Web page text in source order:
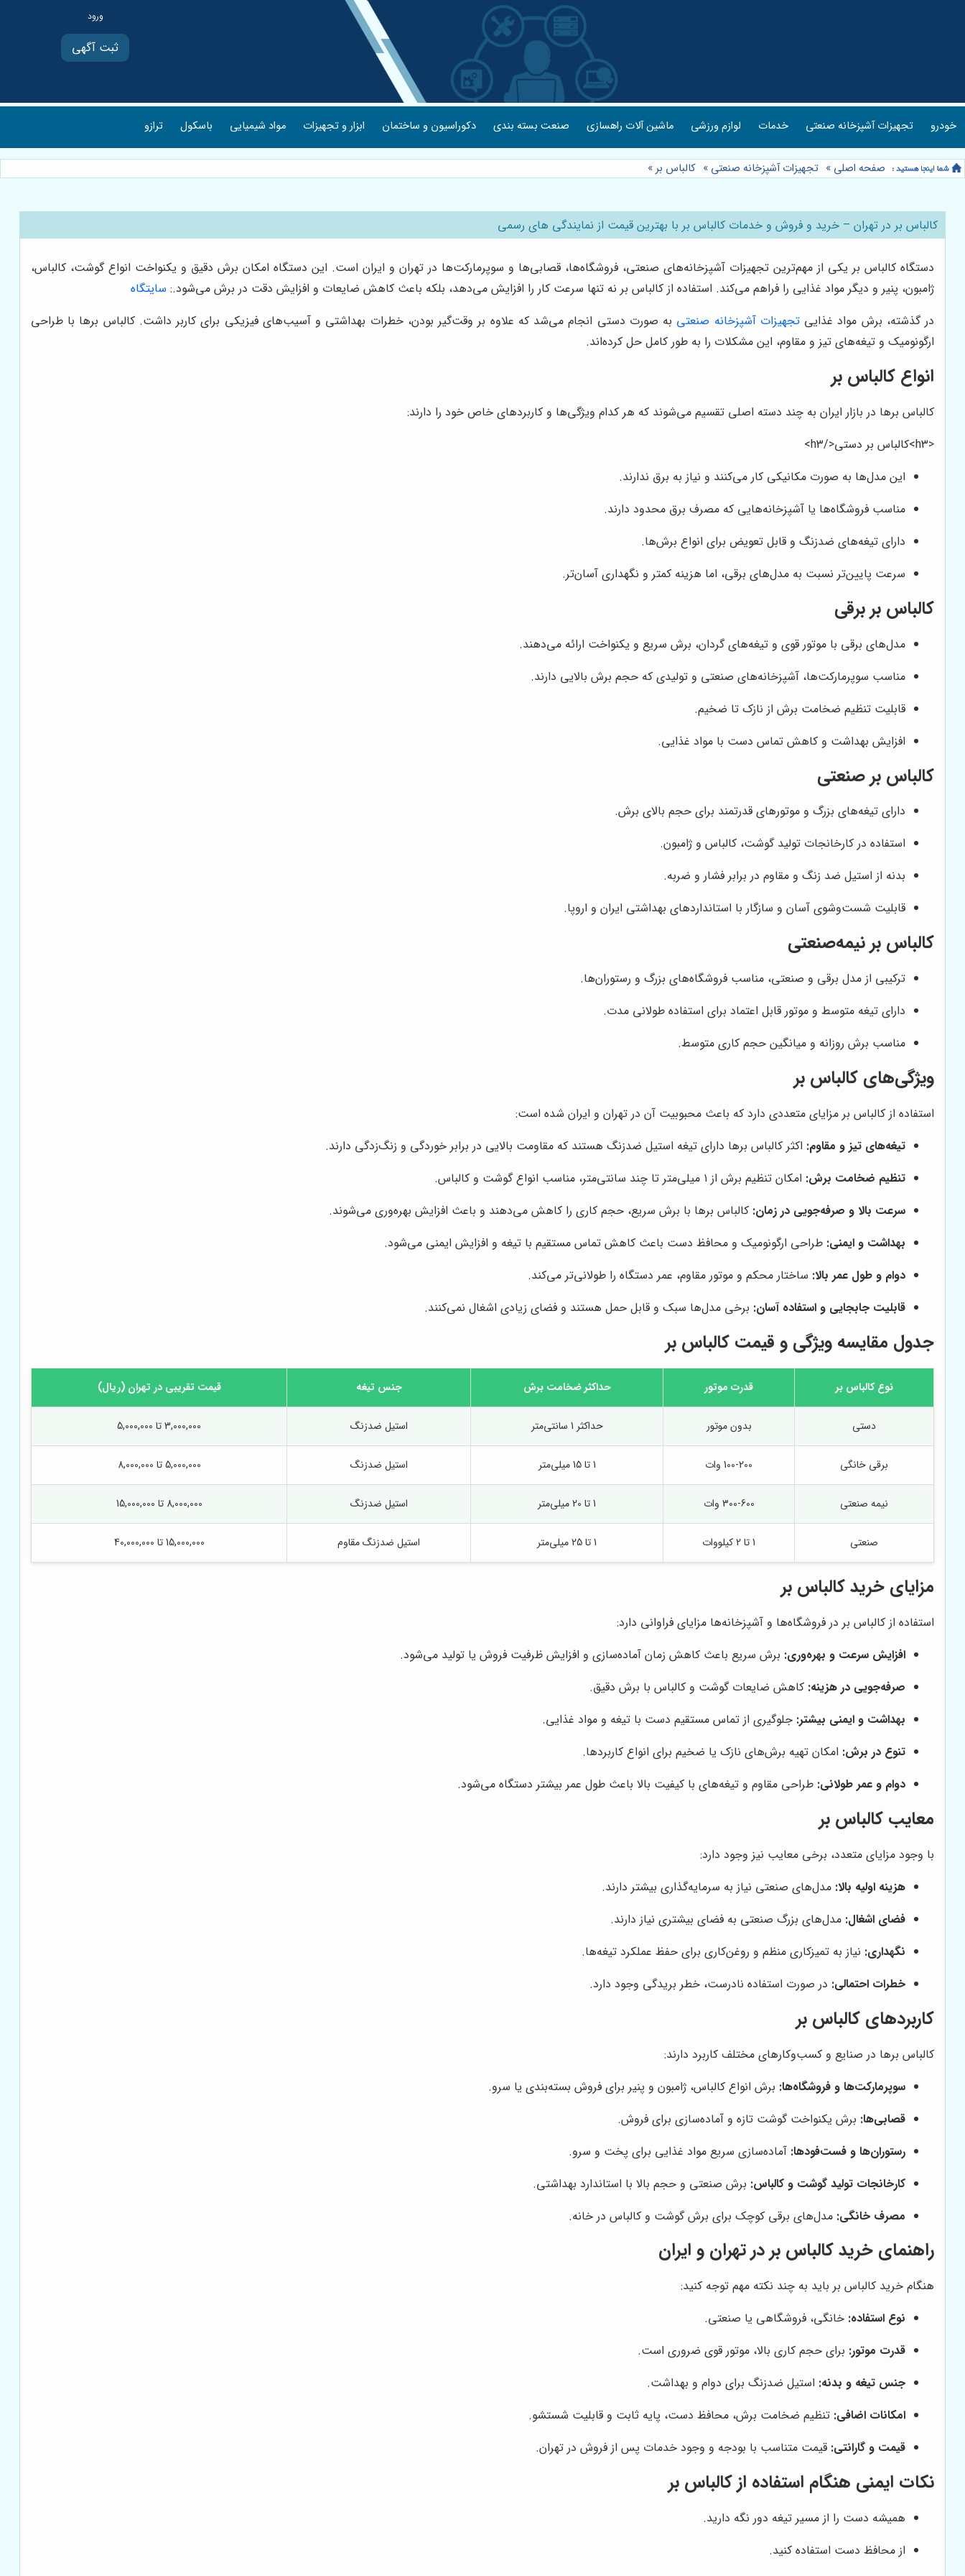
ثبت آگهی
خودرو تجهیزات آشپزخانه صنعتی خدمات لوازم ورزشی ماشین آلات راهسازی صنعت بسته بندی دکوراسیون و ساختمان ابزار و تجهیزات مواد شیمیایی باسکول ترازو
صفحه اصلی » تجهیزات آشپزخانه صنعتی » کالباس بر»
کالباس بر در تهران – خرید و فروش و خدمات کالباس بر با بهترین قیمت از نمایندگی های رسمی
دستگاه کالباس بر یکی از مهم‌ترین تجهیزات آشپزخانه‌های صنعتی، فروشگاه‌ها، قصابی‌ها و سوپرمارکت‌ها در تهران و ایران است. این دستگاه امکان برش دقیق و یکنواخت انواع گوشت، کالباس،
ژامبون، پنیر و دیگر مواد غذایی را فراهم می‌کند. استفاده از کالباس بر نه تنها سرعت کار را افزایش می‌دهد، بلکه باعث کاهش ضایعات و افزایش دقت در برش می‌شود.: سایتگاه
در گذشته، برش مواد غذاییتجهیزات آشپزخانه صنعتی به صورت دستی انجام می‌شد که علاوه بر وقت‌گیر بودن، خطرات بهداشتی و آسیب‌های فیزیکی برای کاربر داشت. کالباس برها با طراحی
ارگونومیک و تیغه‌های تیز و مقاوم، این مشکلات را به طور کامل حل کرده‌اند.
انواع کالباس بر
کالباس برها در بازار ایران به چند دسته اصلی تقسیم می‌شوند که هر کدام ویژگی‌ها و کاربردهای خاص خود را دارند:
<h3>کالباس بر دستی</h3>
این مدل‌ها به صورت مکانیکی کار می‌کنند و نیاز به برق ندارند.
مناسب فروشگاه‌ها یا آشپزخانه‌هایی که مصرف برق محدود دارند.
دارای تیغه‌های ضدزنگ و قابل تعویض برای انواع برش‌ها.
سرعت پایین‌تر نسبت به مدل‌های برقی، اما هزینه کمتر و نگهداری آسان‌تر.
کالباس بر برقی
مدل‌های برقی با موتور قوی و تیغه‌های گردان، برش سریع و یکنواخت ارائه می‌دهند.
مناسب سوپرمارکت‌ها، آشپزخانه‌های صنعتی و تولیدی که حجم برش بالایی دارند.
قابلیت تنظیم ضخامت برش از نازک تا ضخیم.
افزایش بهداشت و کاهش تماس دست با مواد غذایی.
کالباس بر صنعتی
دارای تیغه‌های بزرگ و موتورهای قدرتمند برای حجم بالای برش.
استفاده در کارخانجات تولید گوشت، کالباس و ژامبون.
بدنه از استیل ضد زنگ و مقاوم در برابر فشار و ضربه.
قابلیت شست‌وشوی آسان و سازگار با استانداردهای بهداشتی ایران و اروپا.
کالباس بر نیمه‌صنعتی
ترکیبی از مدل برقی و صنعتی، مناسب فروشگاه‌های بزرگ و رستوران‌ها.
دارای تیغه متوسط و موتور قابل اعتماد برای استفاده طولانی مدت.
مناسب برش روزانه و میانگین حجم کاری متوسط.
ویژگی‌های کالباس بر
استفاده از کالباس بر مزایای متعددی دارد که باعث محبوبیت آن در تهران و ایران شده است:
تیغه‌های تیز و مقاوم: اکثر کالباس برها دارای تیغه استیل ضدزنگ هستند که مقاومت بالایی در برابر خوردگی و زنگ‌زدگی دارند.
تنظیم ضخامت برش: امکان تنظیم برش از ۱ میلی‌متر تا چند سانتی‌متر، مناسب انواع گوشت و کالباس.
سرعت بالا و صرفه‌جویی در زمان: کالباس برها با برش سریع، حجم کاری را کاهش می‌دهند و باعث افزایش بهره‌وری می‌شوند.
بهداشت و ایمنی: طراحی ارگونومیک و محافظ دست باعث کاهش تماس مستقیم با تیغه و افزایش ایمنی می‌شود.
دوام و طول عمر بالا: ساختار محکم و موتور مقاوم، عمر دستگاه را طولانی‌تر می‌کند.
قابلیت جابجایی و استفاده آسان: برخی مدل‌ها سبک و قابل حمل هستند و فضای زیادی اشغال نمی‌کنند.
جدول مقایسه ویژگی و قیمت کالباس بر
نوع کالباس بر قدرت موتور حداکثر ضخامت برش جنس تیغه قیمت تقریبی در تهران (ریال)
دستی بدون موتور حداکثر 1 سانتی‌متر استیل ضدزنگ 3,000,000 تا 5,000,000
برقی خانگی 100-200 وات 1 تا 15 میلی‌متر استیل ضدزنگ 5,000,000 تا 8,000,000
نیمه صنعتی 300-600 وات 1 تا 20 میلی‌متر استیل ضدزنگ 8,000,000 تا 15,000,000
صنعتی 1 تا 2 کیلووات 1 تا 25 میلی‌متر استیل ضدزنگ مقاوم 15,000,000 تا 40,000,000
مزایای خرید کالباس بر
استفاده از کالباس بر در فروشگاه‌ها و آشپزخانه‌ها مزایای فراوانی دارد:
افزایش سرعت و بهره‌وری: برش سریع باعث کاهش زمان آماده‌سازی و افزایش ظرفیت فروش یا تولید می‌شود.
صرفه‌جویی در هزینه: کاهش ضایعات گوشت و کالباس با برش دقیق.
بهداشت و ایمنی بیشتر: جلوگیری از تماس مستقیم دست با تیغه و مواد غذایی.
تنوع در برش: امکان تهیه برش‌های نازک یا ضخیم برای انواع کاربردها.
دوام و عمر طولانی: طراحی مقاوم و تیغه‌های با کیفیت بالا باعث طول عمر بیشتر دستگاه می‌شود.
معایب کالباس بر
با وجود مزایای متعدد، برخی معایب نیز وجود دارد:
هزینه اولیه بالا: مدل‌های صنعتی نیاز به سرمایه‌گذاری بیشتر دارند.
فضای اشغال: مدل‌های بزرگ صنعتی به فضای بیشتری نیاز دارند.
نگهداری: نیاز به تمیزکاری منظم و روغن‌کاری برای حفظ عملکرد تیغه‌ها.
خطرات احتمالی: در صورت استفاده نادرست، خطر بریدگی وجود دارد.
کاربردهای کالباس بر
کالباس برها در صنایع و کسب‌وکارهای مختلف کاربرد دارند:
سوپرمارکت‌ها و فروشگاه‌ها: برش انواع کالباس، ژامبون و پنیر برای فروش بسته‌بندی یا سرو.
قصابی‌ها: برش یکنواخت گوشت تازه و آماده‌سازی برای فروش.
رستوران‌ها و فست‌فودها: آماده‌سازی سریع مواد غذایی برای پخت و سرو.
کارخانجات تولید گوشت و کالباس: برش صنعتی و حجم بالا با استاندارد بهداشتی.
مصرف خانگی: مدل‌های برقی کوچک برای برش گوشت و کالباس در خانه.
راهنمای خرید کالباس بر در تهران و ایران
هنگام خرید کالباس بر باید به چند نکته مهم توجه کنید:
نوع استفاده: خانگی، فروشگاهی یا صنعتی.
قدرت موتور: برای حجم کاری بالا، موتور قوی ضروری است.
جنس تیغه و بدنه: استیل ضدزنگ برای دوام و بهداشت.
امکانات اضافی: تنظیم ضخامت برش، محافظ دست، پایه ثابت و قابلیت شستشو.
قیمت و گارانتی: قیمت متناسب با بودجه و وجود خدمات پس از فروش در تهران.
نکات ایمنی هنگام استفاده از کالباس بر
همیشه دست را از مسیر تیغه دور نگه دارید.
از محافظ دست استفاده کنید.